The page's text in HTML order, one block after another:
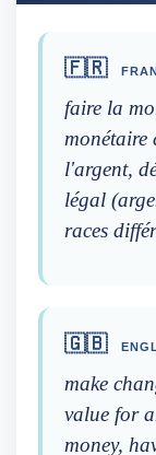
🇫🇷
faire la
monétaire
l'argent,
légal
races
🇬🇧
make
value for
money,